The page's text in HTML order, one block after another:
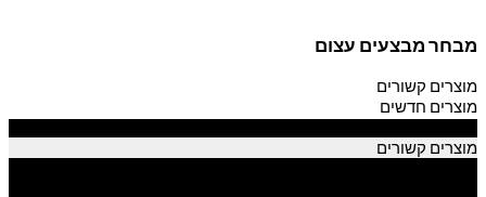
מבחר מבצעים עצום
מוצרים קשורים
מוצרים חדשים
מוצרים קשורים